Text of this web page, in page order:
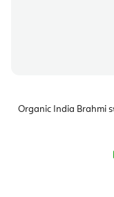
Organic India Brahmi